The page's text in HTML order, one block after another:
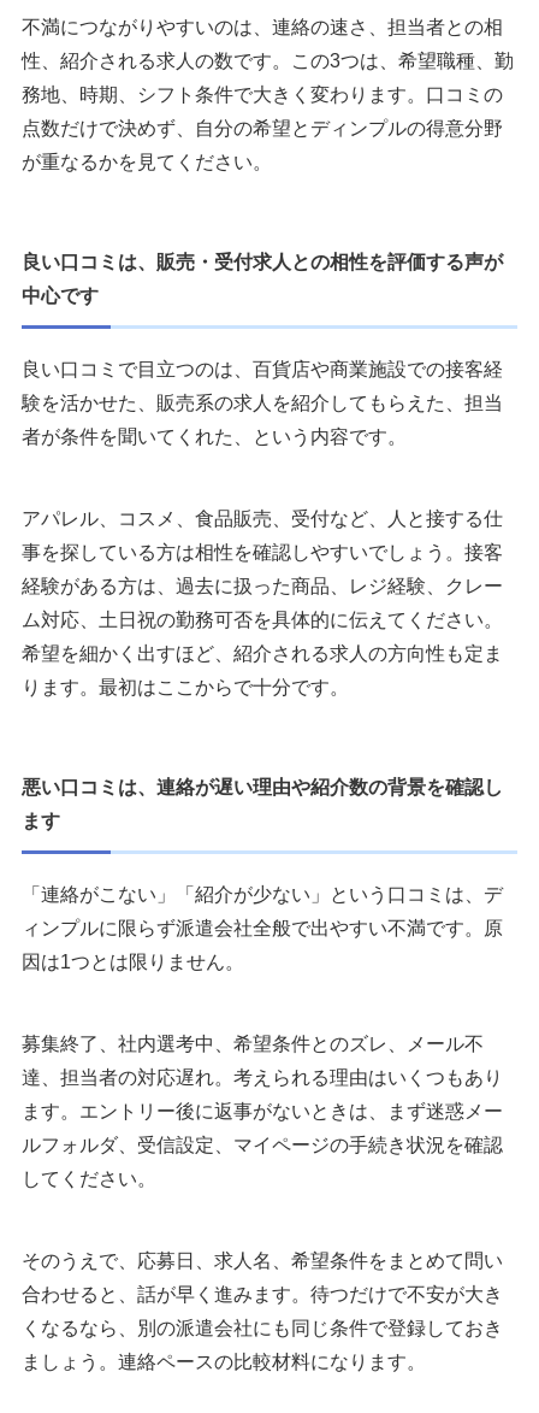
不満につながりやすいのは、連絡の速さ、担当者との相
性、紹介される求人の数です。この3つは、希望職種、勤
務地、時期、シフト条件で大きく変わります。口コミの
点数だけで決めず、自分の希望とディンプルの得意分野
が重なるかを見てください。
良い口コミは、販売・受付求人との相性を評価する声が
中心です
良い口コミで目立つのは、百貨店や商業施設での接客経
験を活かせた、販売系の求人を紹介してもらえた、担当
者が条件を聞いてくれた、という内容です。
アパレル、コスメ、食品販売、受付など、人と接する仕
事を探している方は相性を確認しやすいでしょう。接客
経験がある方は、過去に扱った商品、レジ経験、クレー
ム対応、土日祝の勤務可否を具体的に伝えてください。
希望を細かく出すほど、紹介される求人の方向性も定ま
ります。最初はここからで十分です。
悪い口コミは、連絡が遅い理由や紹介数の背景を確認し
ます
「連絡がこない」「紹介が少ない」という口コミは、デ
ィンプルに限らず派遣会社全般で出やすい不満です。原
因は1つとは限りません。
募集終了、社内選考中、希望条件とのズレ、メール不
達、担当者の対応遅れ。考えられる理由はいくつもあり
ます。エントリー後に返事がないときは、まず迷惑メー
ルフォルダ、受信設定、マイページの手続き状況を確認
してください。
そのうえで、応募日、求人名、希望条件をまとめて問い
合わせると、話が早く進みます。待つだけで不安が大き
くなるなら、別の派遣会社にも同じ条件で登録しておき
ましょう。連絡ペースの比較材料になります。